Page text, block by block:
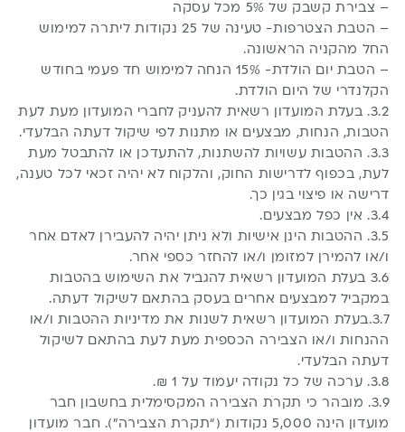
– צבירת קשבק של 5% מכל עסקה
– הטבת הצטרפות- טעינה של 25 נקודות ליתרה למימוש
החל מהקניה הראשונה.
– הטבת יום הולדת- 15% הנחה למימוש חד פעמי בחודש
הקלנדרי של היום הולדת.
3.2. בעלת המועדון רשאית להעניק לחברי המועדון מעת לעת
הטבות, הנחות, מבצעים או מתנות לפי שיקול דעתה הבלעדי.
3.3. ההטבות עשויות להשתנות, להתעדכן או להתבטל מעת
לעת, בכפוף לדרישות החוק, והלקוח לא יהיה זכאי לכל טענה,
דרישה או פיצוי בגין כך.
3.4. אין כפל מבצעים.
3.5. ההטבות הינן אישיות ולא ניתן יהיה להעבירן לאדם אחר
ו/או להמירן למזומן ו/או להחזר כספי אחר.
3.6 בעלת המועדון רשאית להגביל את השימוש בהטבות
במקביל למבצעים אחרים בעסק בהתאם לשיקול דעתה.
3.7.בעלת המועדון רשאית לשנות את מדיניות ההטבות ו/או
ההנחות ו/או הצבירה הכספית מעת לעת בהתאם לשיקול
דעתה הבלעדי.
3.8. ערכה של כל נקודה יעמוד על 1 ₪.
3.9. מובהר כי תקרת הצבירה המקסימלית בחשבון חבר
מועדון הינה 5,000 נקודות (“תקרת הצבירה”). חבר מועדון